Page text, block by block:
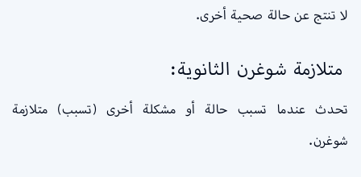
لا تنتج عن حالة صحية أخرى.
متلازمة شوغرن الثانوية:
تحدث عندما تسبب حالة أو مشكلة أخرى (تسبب) متلازمة
شوغرن.